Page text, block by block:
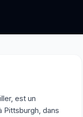
est un
Pittsburgh, dans